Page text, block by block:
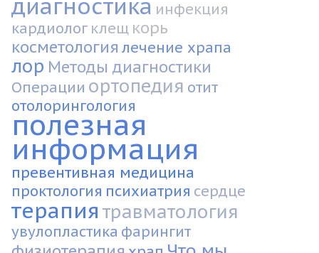
инфекция
кардиолог клещ корь
косметология лечение храпа
лор Методы диагностики
Операции ортопедия отит
отолорингология
полезная
информация
превентивная медицина
проктология психиатрия сердце
терапия травматология
увулопластика фарингит